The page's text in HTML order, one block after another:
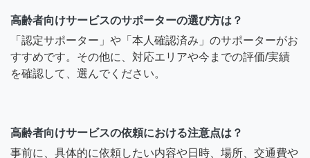
高齢者向けサービスのサポーターの選び方は？
「認定サポーター」や「本人確認済み」のサポーターがお
すすめです。その他に、対応エリアや今までの評価/実績
を確認して、選んでください。
高齢者向けサービスの依頼における注意点は？
事前に、具体的に依頼したい内容や日時、場所、交通費や